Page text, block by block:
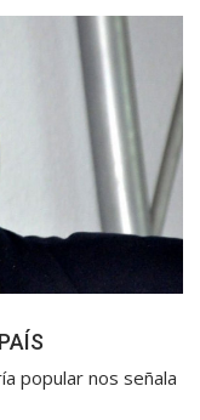
popular nos señala